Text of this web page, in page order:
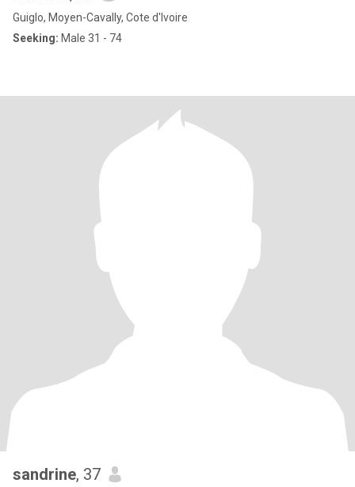
Guiglo, Moyen-Cavally, Cote d'Ivoire
Seeking: Male 31 - 74
sandrine, 37